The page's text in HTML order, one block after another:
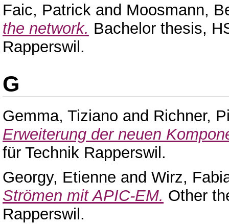
Faic, Patrick and Moosmann,
the network. Bachelor thesis,
Rapperswil.
G
Gemma, Tiziano and Richner,
Erweiterung der neuen
für Technik Rapperswil.
Georgy, Etienne and Wirz,
Strömen mit APIC-EM. Other
Rapperswil.